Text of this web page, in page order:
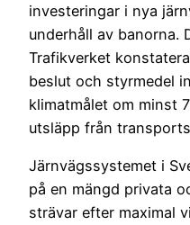
investeringar i nya
underhåll av banorna.
Trafikverket
beslut och styrmedel
klimatmålet om minst
utsläpp från
Järnvägssystemet i
på en mängd privata
strävar efter maximal